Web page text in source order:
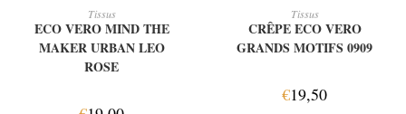
AJOUTER AU PANIER
Tissus
ECO VERO MIND THE
MAKER URBAN LEO
ROSE
AJOUTER AU PANIER
Tissus
CRÊPE ECO VERO
GRANDS MOTIFS 0909
€19,50